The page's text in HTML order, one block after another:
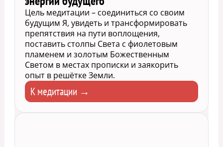
Цель медитации – соединиться со своим
будущим Я, увидеть и трансформировать
препятствия на пути воплощения,
поставить столпы Света с фиолетовым
пламенем и золотым Божественным
Светом в местах прописки и заякорить
опыт в решётке Земли.
К медитации →